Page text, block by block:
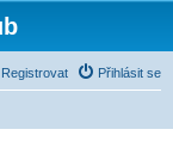
Přihlásit se
Registrovat